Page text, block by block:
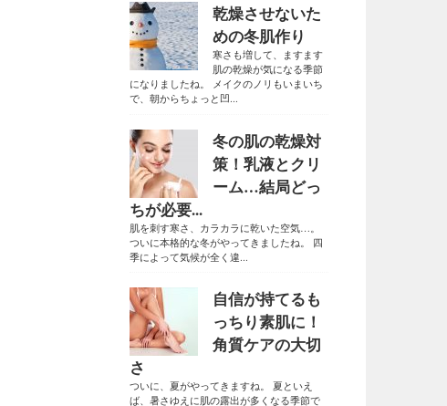
乾燥させないた
めの冬肌作り
寒さも増して、ますます
肌の乾燥が気になる季節
になりましたね。 メイクのノリもいまいち
で、朝からちょっと凹...
冬の肌の乾燥対
策！乳液とクリ
ーム…結局どっ
ちが必要...
肌を刺す寒さ、カラカラに乾いた空気…。
ついに本格的な冬がやってきましたね。 四
季によって気候が全く違...
自信が持てるも
っちり素肌に！
角質ケアの大切
さ
ついに、夏がやってきますね。 夏といえ
ば、暑さゆえに肌の露出が多くなる季節で